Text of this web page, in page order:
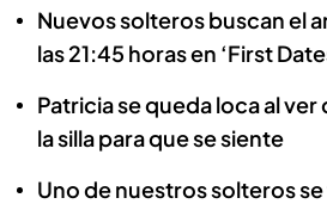
Nuevos solteros buscan el
las 21:45 horas en ‘First
Patricia se queda loca al ver
la silla para que se siente
Uno de nuestros solteros